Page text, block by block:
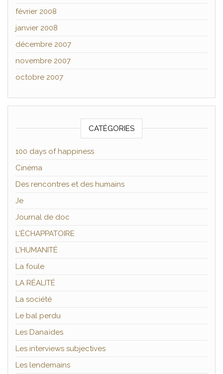
février 2008
janvier 2008
décembre 2007
novembre 2007
octobre 2007
CATÉGORIES
100 days of happiness
Cinéma
Des rencontres et des humains
Je
Journal de doc
L'ÉCHAPPATOIRE
L'HUMANITÉ
La foule
LA RÉALITÉ
La société
Le bal perdu
Les Danaïdes
Les interviews subjectives
Les lendemains